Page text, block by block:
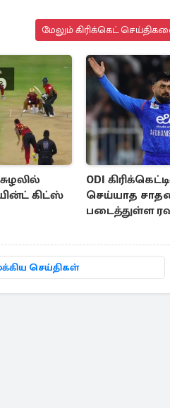
மேலும் கிரிக்கெட்
கிட்ஸ்
ODI
செய்யாத
படைத்துள்ள
செய்திகள்